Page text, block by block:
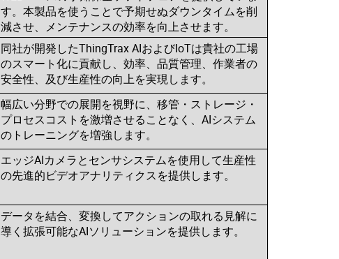
す。本製品を使うことで予期せぬダウンタイムを削
減させ、メンテナンスの効率を向上させます。
同社が開発したThingTrax AIおよびIoTは貴社の工場
のスマート化に貢献し、効率、品質管理、作業者の
安全性、及び生産性の向上を実現します。
幅広い分野での展開を視野に、移管・ストレージ・
プロセスコストを激増させることなく、AIシステム
のトレーニングを増強します。
エッジAIカメラとセンサシステムを使用して生産性
の先進的ビデオアナリティクスを提供します。
データを結合、変換してアクションの取れる見解に
導く拡張可能なAIソリューションを提供します。